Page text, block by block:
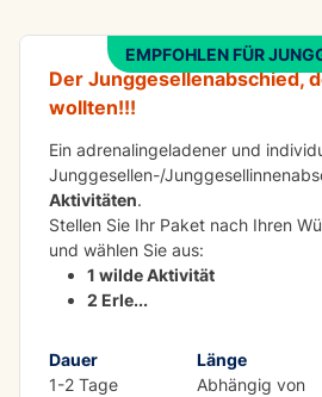
EMPFOHLEN FÜR
Der Junggesellenabschied,
wollten!!!
Ein adrenalingeladener und
Junggesellen-/
Aktivitäten.
Stellen Sie Ihr Paket nach Ihren
und wählen Sie aus:
1 wilde Aktivität
2 Erle...
Dauer
1-2 Tage
Länge
Abhängig von